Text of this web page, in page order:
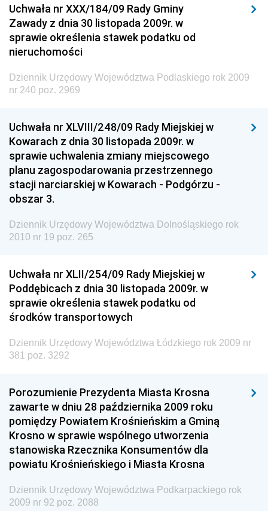
Dziennik Urzędowy Ministra Środowiska i Głównego
Inspektora Ochrony Środowiska
Dziennik Urzędowy Ministra Klimatu i Środowiska
Narodowego i Sportu
Dziennik Urzędowy Ministra Finansów, Funduszy i
Dziennik Urzędowy Ministra Rozwoju, Pracy i
Technologii
Dziennik Urzędowy Ministra Kultury, Dziedzictwa
Narodowego i Sportu
Dziennik Urzędowy Ministra Rodziny i Polityki
Dziennik Urzędowy Komendy Głównej Straży
Dziennik Urzędowy Głównego Inspektoratu Transportu
Drogowego
Dziennik Urzędowy Narodowego Banku Polskiego
Dziennik Urzędowy Komendy Głównej Policji
Dziennik Urzędowy Ministra Pracy i Polityki
Społecznej
i Gospodarki Morskiej
Dziennik Urzędowy Ministra Rozwoju i Technologii
Dziennik Urzędowy Ministra Spraw Zagranicznych
Dziennik Urzędowy Centralnego Biura
Antykorupcyjnego
Dziennik Urzędowy Agencji Bezpieczeństwa
Wewnętrznego
Uchwała nr XXX/184/09 Rady Gminy
Zawady z dnia 30 listopada 2009r. w
sprawie określenia stawek podatku od
nieruchomości
Dziennik Urzędowy Województwa Podlaskiego rok 2009
nr 240 poz. 2969
Uchwała nr XLVIII/248/09 Rady Miejskiej w
Kowarach z dnia 30 listopada 2009r. w
sprawie uchwalenia zmiany miejscowego
planu zagospodarowania przestrzennego
stacji narciarskiej w Kowarach - Podgórzu -
obszar 3.
Dziennik Urzędowy Województwa Dolnośląskiego rok
2010 nr 19 poz. 265
Uchwała nr XLII/254/09 Rady Miejskiej w
Poddębicach z dnia 30 listopada 2009r. w
sprawie określenia stawek podatku od
środków transportowych
Dziennik Urzędowy Województwa Łódzkiego rok 2009 nr
381 poz. 3292
Porozumienie Prezydenta Miasta Krosna
zawarte w dniu 28 października 2009 roku
pomiędzy Powiatem Krośnieńskim a Gminą
Krosno w sprawie wspólnego utworzenia
stanowiska Rzecznika Konsumentów dla
powiatu Krośnieńskiego i Miasta Krosna
Dziennik Urzędowy Województwa Podkarpackiego rok
2009 nr 92 poz. 2088